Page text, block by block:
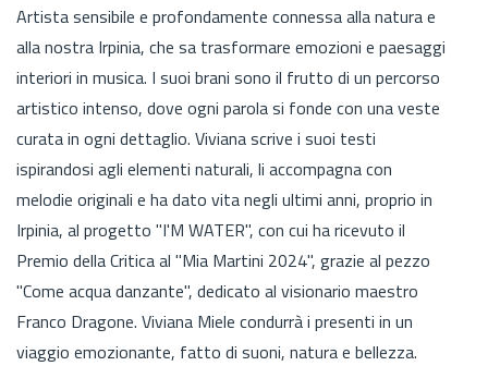
Artista sensibile e profondamente connessa alla natura e
alla nostra Irpinia, che sa trasformare emozioni e paesaggi
interiori in musica. I suoi brani sono il frutto di un percorso
artistico intenso, dove ogni parola si fonde con una veste
curata in ogni dettaglio. Viviana scrive i suoi testi
ispirandosi agli elementi naturali, li accompagna con
melodie originali e ha dato vita negli ultimi anni, proprio in
Irpinia, al progetto "I'M WATER", con cui ha ricevuto il
Premio della Critica al "Mia Martini 2024", grazie al pezzo
"Come acqua danzante", dedicato al visionario maestro
Franco Dragone. Viviana Miele condurrà i presenti in un
viaggio emozionante, fatto di suoni, natura e bellezza.